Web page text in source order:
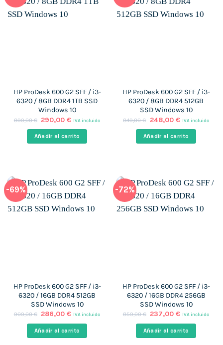
HP ProDesk 600 G2 SFF / i3-
6320 / 8GB DDR4 1TB SSD
Windows 10
899,00€ El
original
era:
290,00€El
actual
es:
IVA incluido
Añadir al carrito
HP ProDesk 600 G2 SFF / i3-
6320 / 8GB DDR4 512GB
SSD Windows 10
849,00€
El
original
era:
248,00 €El
actual
es:
IVA incluido
Añadir al carrito
-69%
HP ProDesk 600 G2 SFF / i3-
6320 / 16GB DDR4 512GB
SSD Windows 10
909,00€ El
original
era:
286,00€El
actual
es:
IVA incluido
Añadir al carrito
-72%
HP ProDesk 600 G2 SFF / i3-
6320 / 16GB DDR4 256GB
SSD Windows 10
859,00€ El
original
era:
237,00€El
actual
es:
IVA incluido
Añadir al carrito